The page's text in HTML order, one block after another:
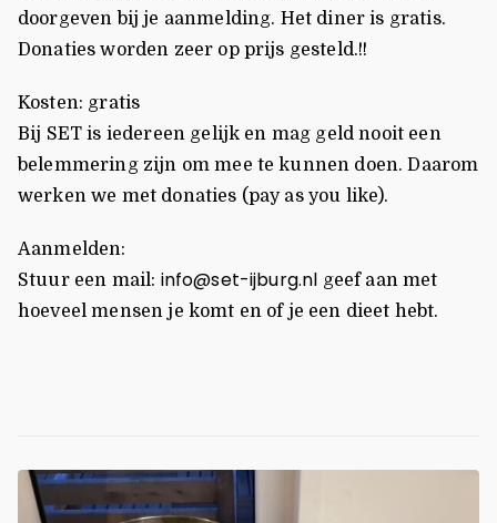
doorgeven bij je aanmelding. Het diner is gratis.
Donaties worden zeer op prijs gesteld.!!
Kosten: gratis
Bij SET is iedereen gelijk en mag geld nooit een
belemmering zijn om mee te kunnen doen. Daarom
werken we met donaties (pay as you like).
Aanmelden:
Stuur een mail: info@set-ijburg.nl geef aan met
hoeveel mensen je komt en of je een dieet hebt.